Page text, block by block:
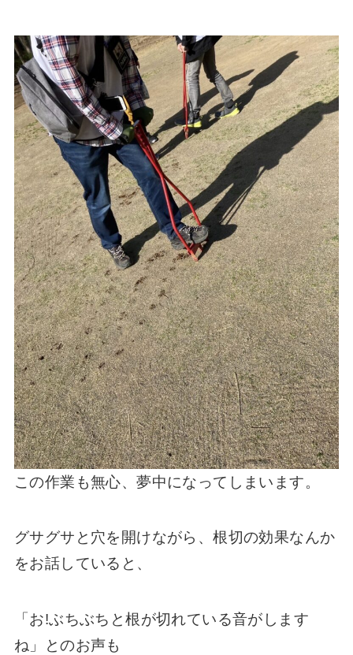
この作業も無心、夢中になってしまいます。
グサグサと穴を開けながら、根切の効果なんか
をお話していると、
「お!ぶちぶちと根が切れている音がします
ね」とのお声も